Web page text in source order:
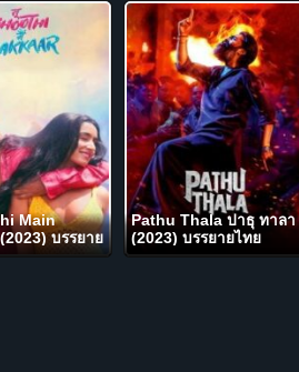
Main
บรรยาย
Pathu Thala ปาธุ ทาลา
(2023) บรรยายไทย